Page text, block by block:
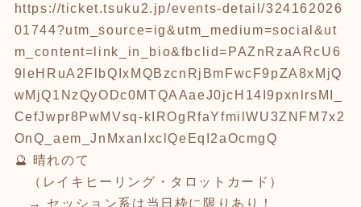
https://ticket.tsuku2.jp/events-detail/324162026
01744?utm_source=ig&utm_medium=social&ut
m_content=link_in_bio&fbclid=PAZnRzaARcU6
9leHRuA2FlbQIxMQBzcnRjBmFwcF9pZA8xMjQ
wMjQ1NzQyODc0MTQAAaeJ0jcH14I9pxnlrsMI_
CefJwpr8PwMVsq-kIROgRfaYfmilWU3ZNFM7x2
OnQ_aem_JnMxanIxclQeEqI2aOcmgQ
🔮 晴れのて
（レイキヒーリング・タロットカード）
→ セッション系は当日枠に限りあり！